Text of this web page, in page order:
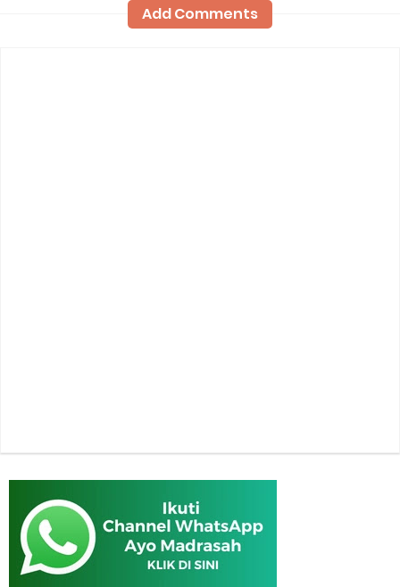
Add Comments